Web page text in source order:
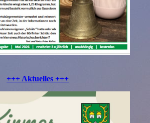
+++ Aktuelles +++